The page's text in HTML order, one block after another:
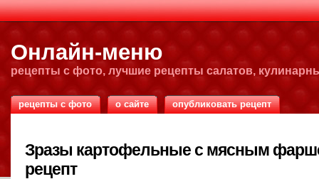
Онлайн-меню
рецепты с фото, лучшие рецепты салатов,
рецепты с фото о сайте опубликовать рецепт
Зразы картофельные с мясным
рецепт